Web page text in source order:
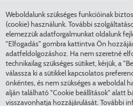
KÖZLEKEDÉS
ADATKEZELÉS
ÁTLÁTHATÓ ÖNKORMÁNYZAT
COOKIE BEÁLLÍTÁSOK
INTÉZMÉNYEK
EGÉSZSÉGÜGY
Weboldalunk szükséges funkcióinak
(cookie) használunk. További
elemezzük adatforgalmunkat oldalunk
"Elfogadás" gombra kattintva Ön
adatfeldolgozáshoz. Ha nem szeretné
technikailag szükséges sütiket, kérjük, a
válassza ki a sütikkel kapcsolatos
önkéntes, és nem szükséges a weboldal
alján található "Cookie beállítások" alatt
visszavonhatja hozzájárulását. További